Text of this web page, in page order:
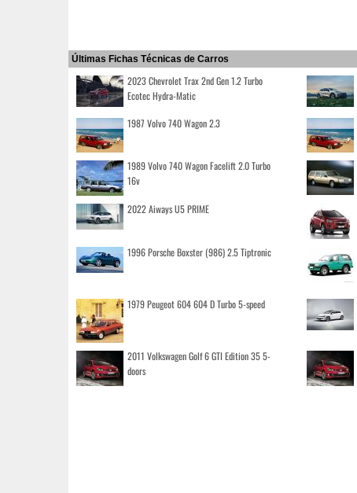
Últimas Fichas Técnicas de Carros
2023 Chevrolet Trax 2nd Gen 1.2 Turbo
Ecotec Hydra-Matic
1987 Volvo 740 Wagon 2.3
1989 Volvo 740 Wagon Facelift 2.0 Turbo
16v
2022 Aiways U5 PRIME
1996 Porsche Boxster (986) 2.5 Tiptronic
1979 Peugeot 604 604 D Turbo 5-speed
2011 Volkswagen Golf 6 GTI Edition 35 5-
doors